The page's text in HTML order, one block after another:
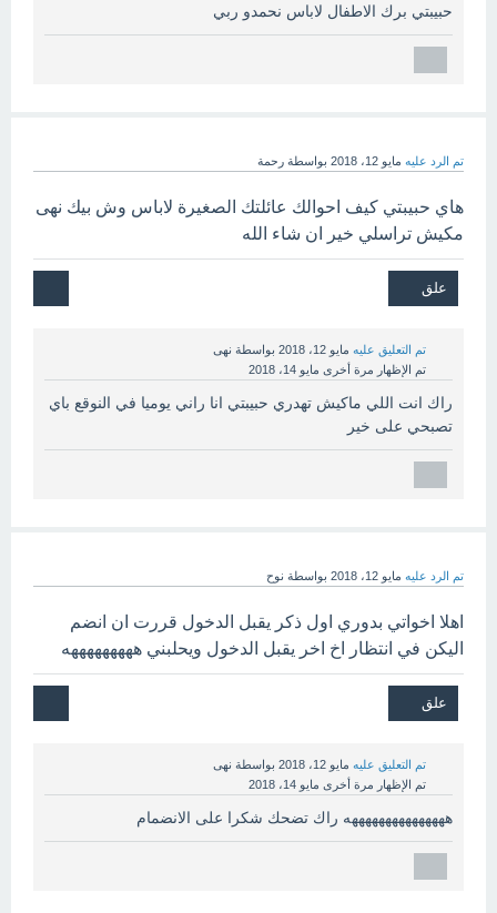
حبيبتي برك الاطفال لاباس نحمدو ربي
تم الرد عليه مايو 12، 2018 بواسطة رحمة
هاي حبيبتي كيف احوالك عائلتك الصغيرة لاباس وش بيك نهى
مكيش تراسلي خير ان شاء الله
تم التعليق عليه مايو 12، 2018 بواسطة نهى
تم الإظهار مرة أخرى مايو 14، 2018
راك انت اللي ماكيش تهدري حبيبتي انا راني يوميا في النوقع باي
تصبحي على خير
تم الرد عليه مايو 12، 2018 بواسطة نوح
اهلا اخواتي بدوري اول ذكر يقبل الدخول قررت ان انضم
اليكن في انتظار اخ اخر يقبل الدخول ويحلبني هههههههههه
تم التعليق عليه مايو 12، 2018 بواسطة نهى
تم الإظهار مرة أخرى مايو 14، 2018
هههههههههههههههه راك تضحك شكرا على الانضمام